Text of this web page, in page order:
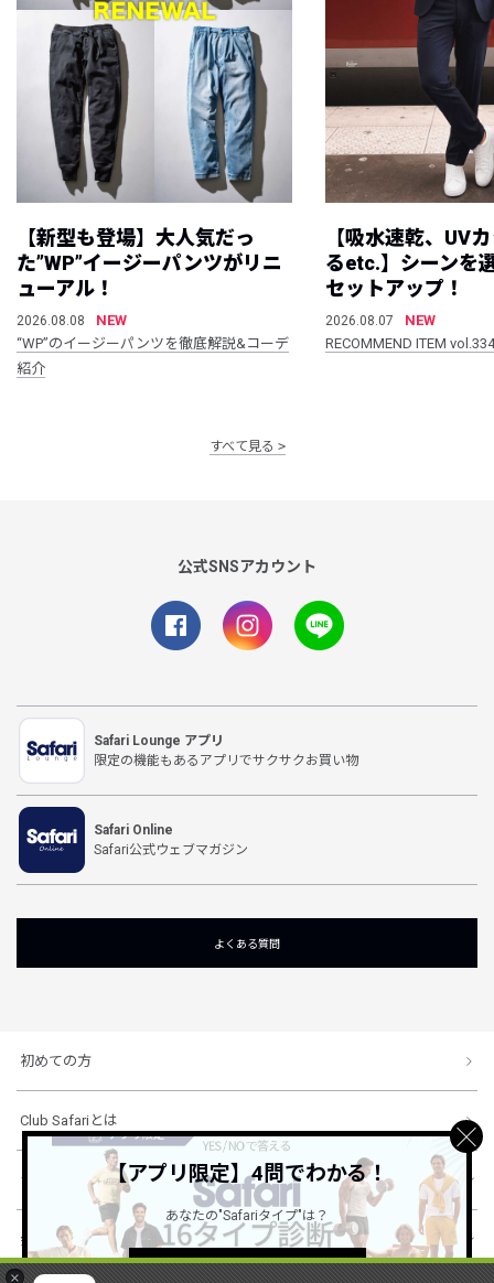
×
【新型も登場】大人気だっ
た”WP”イージーパンツがリニ
ューアル！
2026.08.08
NEW
“WP”のイージーパンツを徹底解説&コーデ
紹介
【吸水速乾、UV
るetc.】シーンを
セットアップ！
2026.08.07
NEW
RECOMMEND ITEM vol.334
すべて見る
公式SNSアカウント
Safari Lounge アプリ
限定の機能もあるアプリでサクサクお買い物
Safari Online
Safari公式ウェブマガジン
よくある質問
初めての方
Club Safariとは
ショッピングガイド
会社概要・規約
【アプリ限定】4問でわかる！
あなたの"Safariタイプ"は？
詳しくはこちら ＞